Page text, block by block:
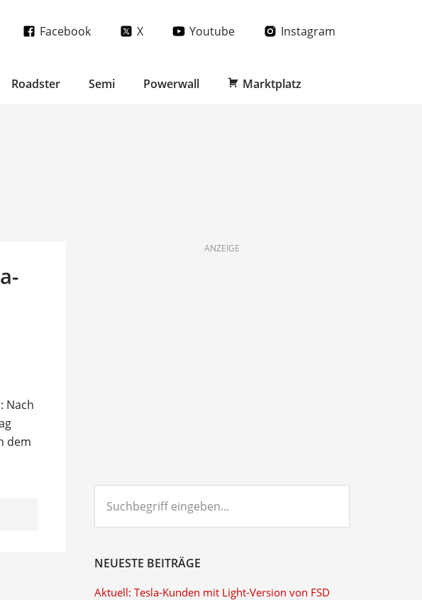
Facebook X Youtube Instagram
Roadster Semi Powerwall Marktplatz
Nach
dem
ANZEIGE
eingeben...
NEUESTE BEITRÄGE
Aktuell: Tesla-Kunden mit Light-Version von FSD